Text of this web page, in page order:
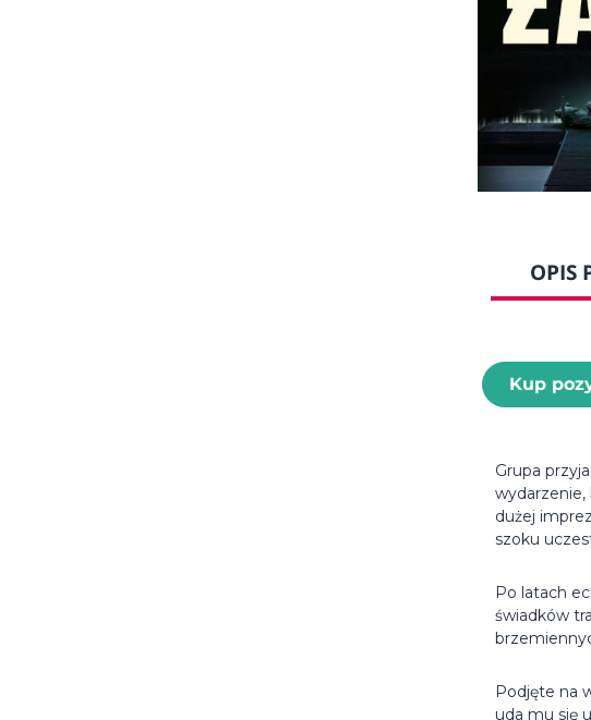
OPIS
Kup
Grupa
wydarzenie,
dużej
szoku
Po latach
świadków
Podjęte na
uda mu się